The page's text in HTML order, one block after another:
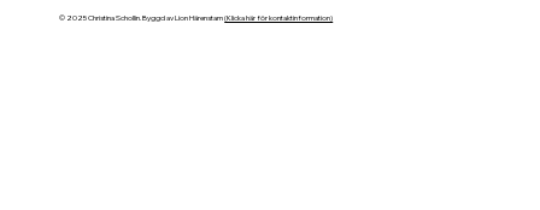
© 2025 Christina Schollin. Byggd av Lion Härenstam(Klicka här för kontaktinformation)